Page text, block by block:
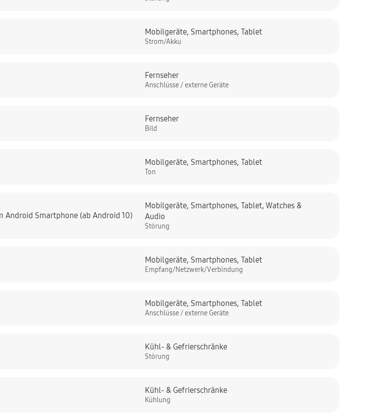
Mobilgeräte,Smartphones,Tablet
Strom/Akku
Fernseher
Anschlüsse / externe Geräte
Fernseher
Bild
Mobilgeräte,Smartphones,Tablet
Ton
Android Smartphone (ab Android 10)
Mobilgeräte,Smartphones,Tablet,Watches &
Audio
Störung
Mobilgeräte,Smartphones,Tablet
Empfang/Netzwerk/Verbindung
Mobilgeräte,Smartphones,Tablet
Anschlüsse / externe Geräte
Kühl- & Gefrierschränke
Störung
Kühl- & Gefrierschränke
Kühlung